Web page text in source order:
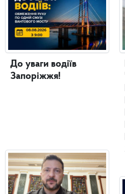
До уваги водіїв
Запоріжжя!